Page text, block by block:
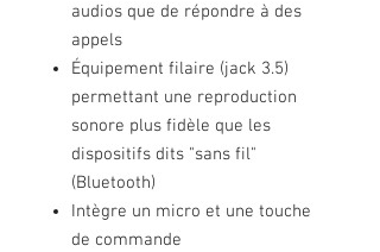
audios que de répondre à des
appels
Équipement filaire (jack 3.5)
permettant une reproduction
sonore plus fidèle que les
dispositifs dits "sans fil"
(Bluetooth)
Intègre un micro et une touche
de commande